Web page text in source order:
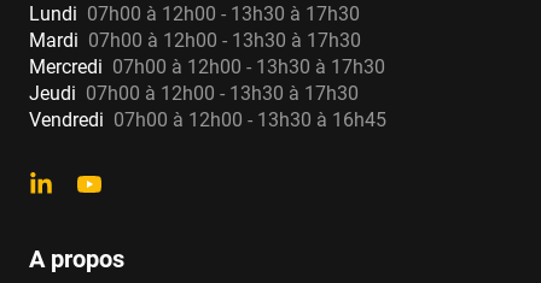
Lundi 07h00 à 12h00 - 13h30 à 17h30
Mardi 07h00 à 12h00 - 13h30 à 17h30
Mercredi 07h00 à 12h00 - 13h30 à 17h30
Jeudi 07h00 à 12h00 - 13h30 à 17h30
Vendredi 07h00 à 12h00 - 13h30 à 16h45
A propos